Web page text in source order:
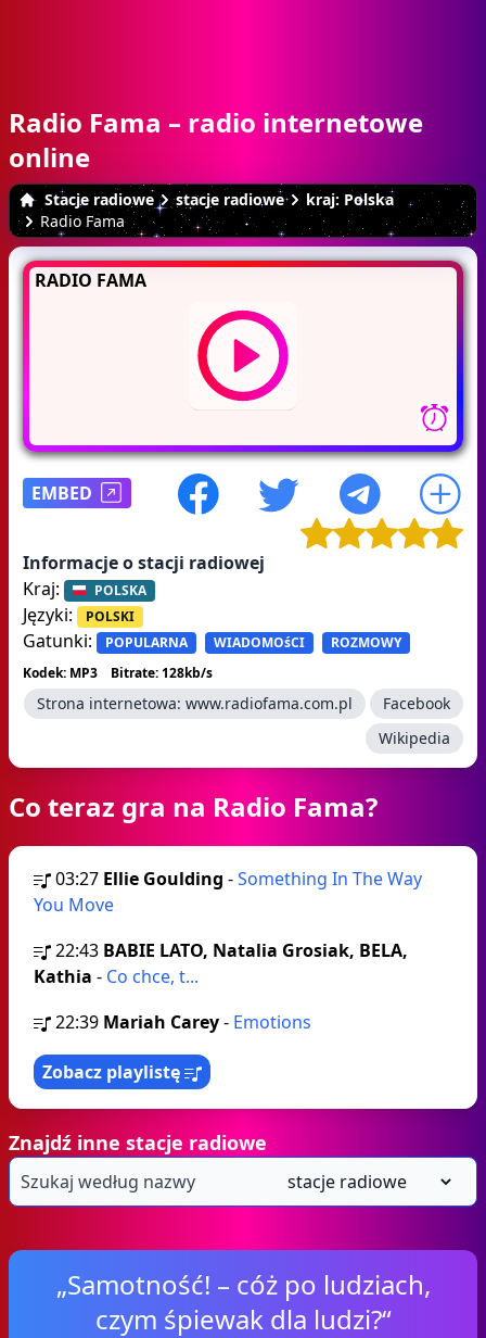
Radio Fama – radio internetowe
online
Stacje radiowe stacje radiowe
kraj: Polska
Radio Fama
RADIO FAMA
EMBED
Informacje o stacji radiowej
Kraj:
POLSKA
Języki: POLSKI
Gatunki: POPULARNA WIADOMOśCI
ROZMOWY
Kodek: MP3
Bitrate: 128kb/s
Strona internetowa: www.radiofama.com.pl
Facebook
Wikipedia
Co teraz gra na Radio Fama?
03:27 Ellie Goulding -Something In The Way
You Move
22:43 BABIE LATO, Natalia Grosiak, BELA,
Kathia - Co chce, t...
22:39 Mariah Carey- Emotions
Zobacz playlistę
Znajdź inne stacje radiowe
„Samotność! – cóż po ludziach,
czym śpiewak dla ludzi?“